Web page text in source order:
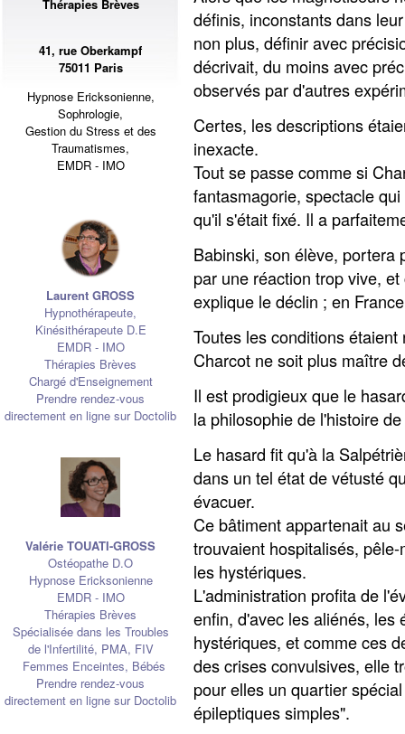
Thérapies Brèves
41, rue Oberkampf
75011 Paris
Hypnose Ericksonienne,
Sophrologie,
Gestion du Stress et des
Traumatismes,
EMDR - IMO
Laurent GROSS
Hypnothérapeute,
Kinésithérapeute D.E
EMDR - IMO
Thérapies Brèves
Chargé d'Enseignement
Prendre rendez-vous
directement en ligne sur Doctolib
Valérie TOUATI-GROSS
Ostéopathe D.O
Hypnose Ericksonienne
EMDR - IMO
Thérapies Brèves
Spécialisée dans les Troubles
de l'Infertilité, PMA, FIV
Femmes Enceintes, Bébés
Prendre rendez-vous
directement en ligne sur Doctolib
définis, inconstants dans
non plus, définir avec
décrivait, du moins avec
observés par d'autres
Certes, les descriptions
inexacte.
Tout se passe comme si
fantasmagorie, spectacle
qu'il s'était fixé. Il a
Babinski, son élève, portera
par une réaction trop vive,
explique le déclin ; en
Toutes les conditions
Charcot ne soit plus maître
Il est prodigieux que le
la philosophie de l'histoire
Le hasard fit qu'à la
dans un tel état de vétusté
évacuer.
Ce bâtiment appartenait au
trouvaient hospitalisés,
les hystériques.
L'administration profita de
enfin, d'avec les aliénés, les
hystériques, et comme ces
des crises convulsives, elle
pour elles un quartier
épileptiques simples".